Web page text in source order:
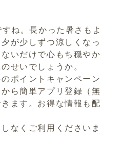
ね。長かった暑さもよ
が少しずつ涼しくなっ
いだけで心もち穏やか
せいでしょうか。
ポイントキャンペーン
ら簡単アプリ登録（無
ます。お得な情報も配
なくご利用くださいま